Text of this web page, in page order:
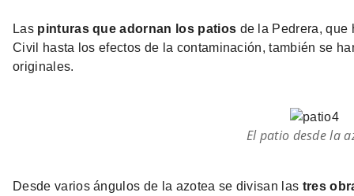
Las pinturas que adornan los patios de la Pedrera, que
Civil hasta los efectos de la contaminación, también se
originales.
El patio desde la
Desde varios ángulos de la azotea se divisan las tres